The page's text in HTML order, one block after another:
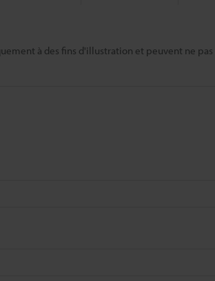
à des fins d'illustration et peuvent ne